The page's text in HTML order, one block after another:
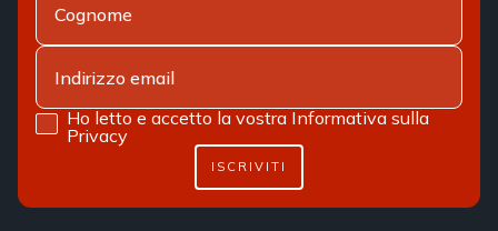
Ho letto e accetto la vostra Informativa sulla
Privacy
ISCRIVITI